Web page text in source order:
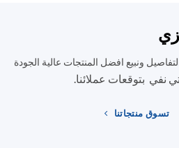
يمكن
اختيار
افضل المنتجات عالية الجودة
بتوقعات عملائنا.
منتجاتنا